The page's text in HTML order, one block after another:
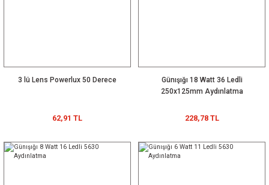
3 lü Lens Powerlux 50 Derece
62,91 TL
Günışığı 18 Watt 36 Ledli
250x125mm Aydınlatma
228,78 TL